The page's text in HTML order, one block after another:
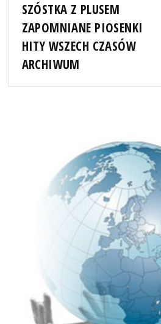
SZÓSTKA Z PLUSEM
ZAPOMNIANE PIOSENKI
HITY WSZECH CZASÓW
ARCHIWUM